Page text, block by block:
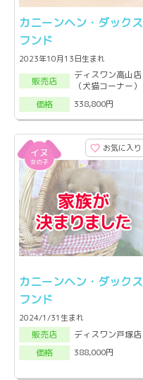
カニーンヘン・ダックス
フンド
2023年10月13日生まれ
販売店
ディスワン高山店
（犬猫コーナー）
価格
338,800円
お気に入り
カニーンヘン・ダックス
フンド
2024/1/31生まれ
販売店
ディスワン戸塚店
価格
388,000円